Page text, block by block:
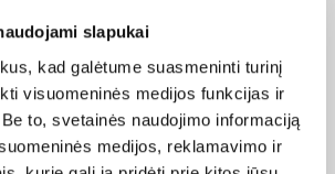
slapukai
kad galėtume suasmeninti turinį
visuomeninės medijos funkcijas ir
to, svetainės naudojimo informaciją
medijos, reklamavimo ir
greitas. Rekomenduoju+++